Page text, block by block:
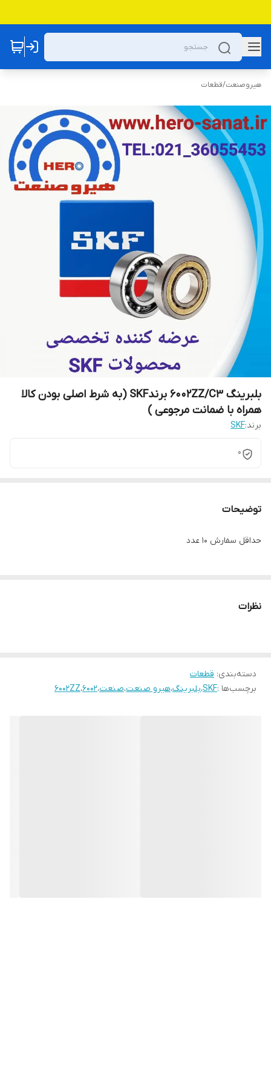
هیروصنعت/قطعات
بلبرینگ 6002ZZ/C3 برندSKF (به شرط اصلی بودن کالا
همراه با ضمانت مرجوعی )
برند:SKF
0
توضیحات
حداقل سفارش 10 عدد
نظرات
دسته‌بندی: قطعات
برچسب‌ها :SKF،بلبرینگ،هیرو صنعت،صنعت،6002،6002ZZ